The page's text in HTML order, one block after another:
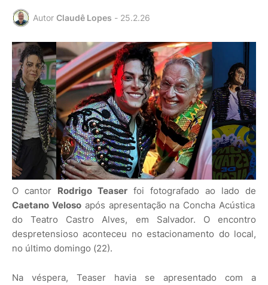
Autor Claudê Lopes - 25.2.26
O cantor Rodrigo Teaser foi fotografado ao lado de
Caetano Velosoapós apresentação na Concha Acústica
do Teatro Castro Alves, em Salvador. O encontro
despretensioso aconteceu no estacionamento do local,
no último domingo (22).
Na véspera, Teaser havia se apresentado com a